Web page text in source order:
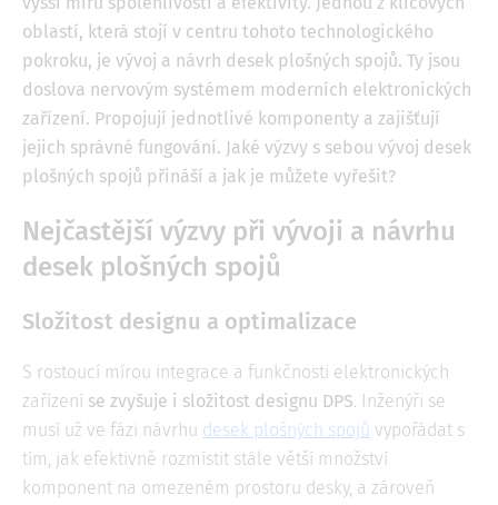
oblastí, která stojí v centru tohoto technologického
pokroku, je vývoj a návrh desek plošných spojů. Ty jsou
doslova nervovým systémem moderních elektronických
zařízení. Propojují jednotlivé komponenty a zajišťují
jejich správné fungování. Jaké výzvy s sebou vývoj desek
plošných spojů přináší a jak je můžete vyřešit?
Nejčastější výzvy při vývoji a návrhu
desek plošných spojů
Složitost designu a optimalizace
S rostoucí mírou integrace a funkčnosti elektronických
zařízení se zvyšuje i složitost designu DPS. Inženýři se
musí už ve fázi návrhu desek plošných spojů vypořádat s
tím, jak efektivně rozmístit stále větší množství
komponent na omezeném prostoru desky, a zároveň